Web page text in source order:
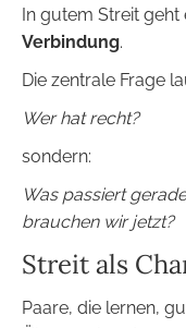
In gutem Streit geht
Verbindung.
Die zentrale Frage
Wer hat recht?
sondern:
Was passiert
brauchen wir jetzt?
Streit als
Paare, die lernen,